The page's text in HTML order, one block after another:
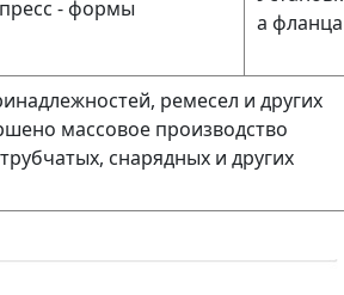
- формы
а фланца
ремесел и других
массовое производство
снарядных и других